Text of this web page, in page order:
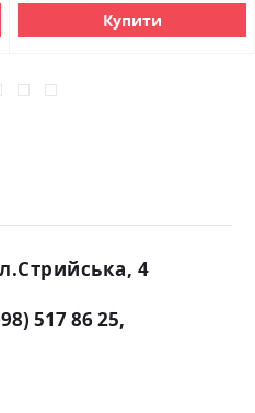
Купити
4
517 86 25